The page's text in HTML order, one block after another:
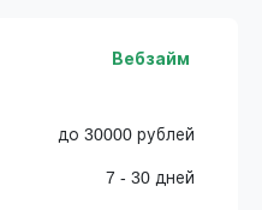
Вебзайм
до 30000 рублей
7 - 30 дней